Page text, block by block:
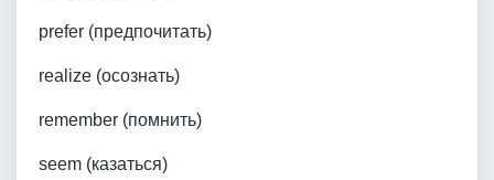
prefer (предпочитать)
realize (осознать)
remember (помнить)
seem (казаться)